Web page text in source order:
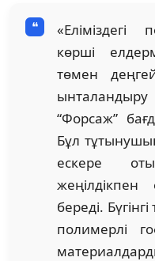
«Еліміздегі
көрші
төмен
“Форсаж”
Бұл
ескере
береді.
полимерлі